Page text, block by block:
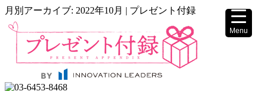
月別アーカイブ: 2022年10月 | プレゼント付録
Menu
▼